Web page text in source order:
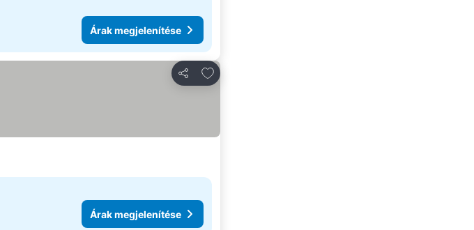
Árak megjelenítése
Megosztás
Hozzáadás a kedvencekhez
Árak megjelenítése